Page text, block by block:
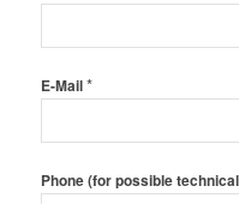
E-Mail*
Phone (for possible